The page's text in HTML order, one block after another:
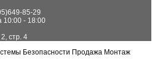
85-29
10:00 - 18:00
стр. 4
Безопасности Продажа Монтаж